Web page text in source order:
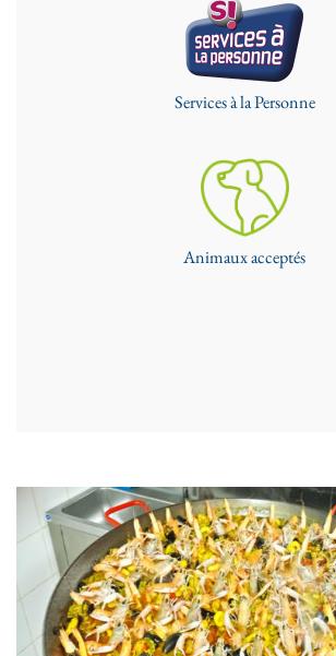
Services à la Personne
Animaux acceptés